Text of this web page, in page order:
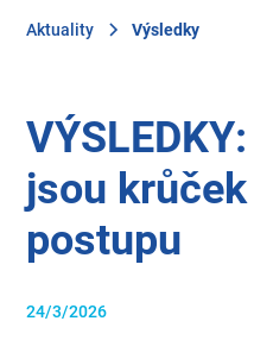
Aktuality Výsledky
jsou
postupu
24/3/2026